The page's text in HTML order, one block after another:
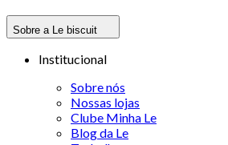
Sobre a Le biscuit
Institucional
Sobre nós
Nossas lojas
Clube Minha Le
Blog da Le